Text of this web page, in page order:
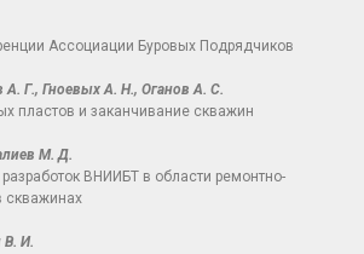
Ассоциации Буровых Подрядчиков
Г., Гноевых А. Н., Оганов А. С.
пластов и заканчивание скважин
М. Д.
ВНИИБТ в области ремонтно-
скважинах
В. И.